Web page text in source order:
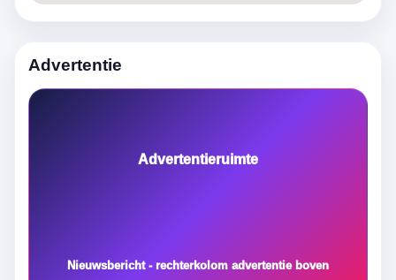
Advertentie
Advertentieruimte
Nieuwsbericht - rechterkolom advertentie boven